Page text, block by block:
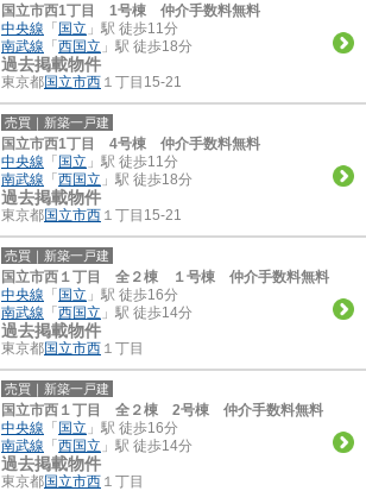
国立市西1丁目 1号棟 仲介手数料無料
中央線 「 国立 」駅 徒歩11分
南武線 「 西国立 」駅 徒歩18分
過去掲載物件
東京都国立市西 １丁目15-21
売買｜新築一戸建
国立市西1丁目 4号棟 仲介手数料無料
中央線 「 国立 」駅 徒歩11分
南武線 「 西国立 」駅 徒歩18分
過去掲載物件
東京都国立市西 １丁目15-21
売買｜新築一戸建
国立市西１丁目 全２棟 １号棟 仲介手数料無料
中央線 「 国立 」駅 徒歩16分
南武線 「 西国立 」駅 徒歩14分
過去掲載物件
東京都国立市西 １丁目
売買｜新築一戸建
国立市西１丁目 全２棟 2号棟 仲介手数料無料
中央線 「 国立 」駅 徒歩16分
南武線 「 西国立 」駅 徒歩14分
過去掲載物件
東京都国立市西 １丁目